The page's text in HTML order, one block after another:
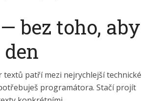
bez toho, aby
patří mezi nejrychlejší technické
programátora. Stačí projít